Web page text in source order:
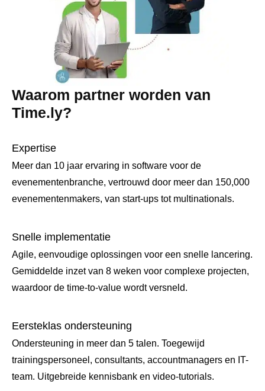
Waarom partner worden van
Time.ly?
Expertise
Meer dan 10 jaar ervaring in software voor de
evenementenbranche, vertrouwd door meer dan 150,000
evenementenmakers, van start-ups tot multinationals.
Snelle implementatie
Agile, eenvoudige oplossingen voor een snelle lancering.
Gemiddelde inzet van 8 weken voor complexe projecten,
waardoor de time-to-value wordt versneld.
Eersteklas ondersteuning
Ondersteuning in meer dan 5 talen. Toegewijd
trainingspersoneel, consultants, accountmanagers en IT-
team. Uitgebreide kennisbank en video-tutorials.